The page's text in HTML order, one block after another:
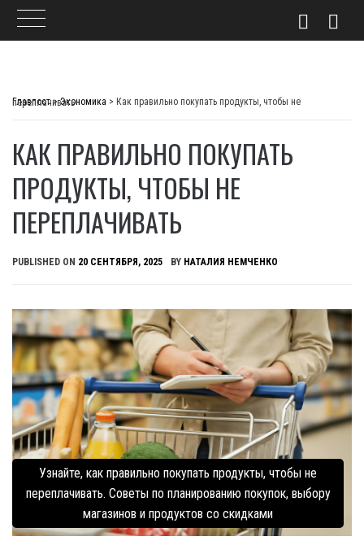
Главпост>Экономика >
Как правильно покупать продукты, чтобы не переплачивать
КАК ПРАВИЛЬНО ПОКУПАТЬ
ПРОДУКТЫ, ЧТОБЫ НЕ
ПЕРЕПЛАЧИВАТЬ
PUBLISHED ON 20 СЕНТЯБРЯ, 2025 BY НАТАЛИЯ НЕМЧЕНКО
Узнайте, как правильно покупать продукты, чтобы не
переплачивать. Советы по планированию покупок, выбору
магазинов и продуктов со скидками